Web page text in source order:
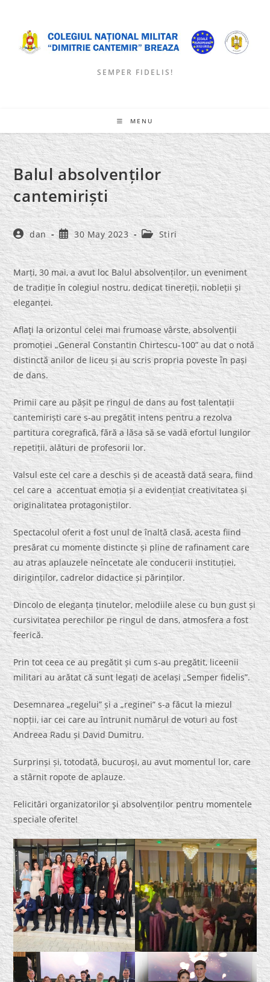
content
SEMPER FIDELIS!
MENU
Balul absolvenților
cantemiriști
Post
author:
dan
Post
published:
30 May 2023
Post
category:
Stiri
Marți, 30 mai, a avut loc Balul absolvenților, un eveniment
de tradiție în colegiul nostru, dedicat tinereții, nobleții și
eleganței.
Aflaţi la orizontul celei mai frumoase vârste, absolvenții
promoției „General Constantin Chirtescu-100” au dat o notă
distinctă anilor de liceu și au scris propria poveste în pași
de dans.
Primii care au pășit pe ringul de dans au fost talentații
cantemiriști care s-au pregătit intens pentru a rezolva
partitura coregrafică, fără a lăsa să se vadă efortul lungilor
repetiții, alături de profesorii lor.
Valsul este cel care a deschis și de această dată seara, fiind
cel care a accentuat emoția și a evidențiat creativitatea și
originalitatea protagoniștilor.
Spectacolul oferit a fost unul de înaltă clasă, acesta fiind
presărat cu momente distincte și pline de rafinament care
au atras aplauzele neîncetate ale conducerii instituției,
diriginților, cadrelor didactice și părinților.
Dincolo de eleganța ținutelor, melodiile alese cu bun gust și
cursivitatea perechilor pe ringul de dans, atmosfera a fost
feerică.
Prin tot ceea ce au pregătit și cum s-au pregătit, liceenii
militari au arătat că sunt legați de același „Semper fidelis”.
Desemnarea „regelui” și a „reginei” s-a făcut la miezul
nopții, iar cei care au întrunit numărul de voturi au fost
Andreea Radu și David Dumitru.
Surprinși și, totodată, bucuroși, au avut momentul lor, care
a stârnit ropote de aplauze.
Felicitări organizatorilor şi absolvenților pentru momentele
speciale oferite!